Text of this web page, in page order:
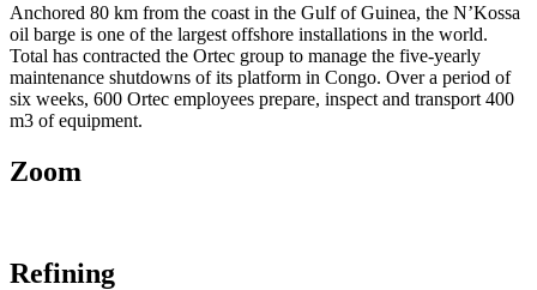
Anchored 80 km from the coast in the Gulf of Guinea, the N’Kossa
oil barge is one of the largest offshore installations in the world.
Total has contracted the Ortec group to manage the five-yearly
maintenance shutdowns of its platform in Congo. Over a period of
six weeks, 600 Ortec employees prepare, inspect and transport 400
m3 of equipment.
Zoom
Refining